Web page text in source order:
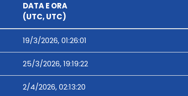
DATA E ORA
(UTC, UTC)
19/3/2026, 01:26:01
25/3/2026, 19:19:22
2/4/2026, 02:13:20